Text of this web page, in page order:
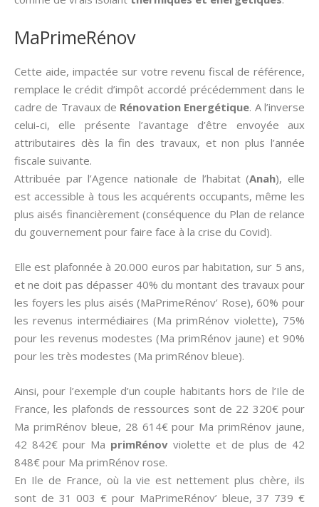
MaPrimeRénov
Cette aide, impactée sur votre revenu fiscal de référence,
remplace le crédit d’impôt accordé précédemment dans le
cadre de Travaux de Rénovation Energétique. A l’inverse
celui-ci, elle présente l’avantage d’être envoyée aux
attributaires dès la fin des travaux, et non plus l’année
fiscale suivante.
Attribuée par l’Agence nationale de l’habitat (Anah), elle
est accessible à tous les acquérents occupants, même les
plus aisés financièrement (conséquence du Plan de relance
du gouvernement pour faire face à la crise du Covid).
Elle est plafonnée à 20.000 euros par habitation, sur 5 ans,
et ne doit pas dépasser 40% du montant des travaux pour
les foyers les plus aisés (MaPrimeRénov’ Rose), 60% pour
les revenus intermédiaires (Ma primRénov violette), 75%
pour les revenus modestes (Ma primRénov jaune) et 90%
pour les très modestes (Ma primRénov bleue).
Ainsi, pour l’exemple d’un couple habitants hors de l’Ile de
France, les plafonds de ressources sont de 22 320€ pour
Ma primRénov bleue, 28 614€ pour Ma primRénov jaune,
42 842€ pour Ma primRénov violette et de plus de 42
848€ pour Ma primRénov rose.
En Ile de France, où la vie est nettement plus chère, ils
sont de 31 003 € pour MaPrimeRénov’ bleue, 37 739 €